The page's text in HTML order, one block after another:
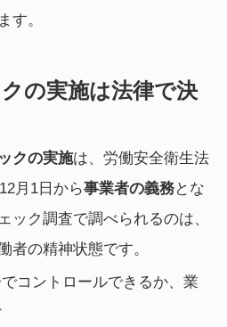
す。
の実施は法律で決
クの実施は、労働安全衛生法
月1日から事業者の義務とな
ック調査で調べられるのは、
者の精神状態です。
コントロールできるか、業